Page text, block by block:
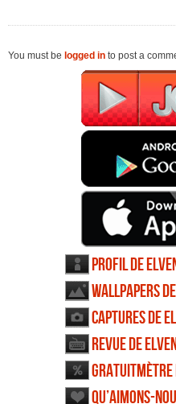
You must be logged in to post a
Profil de
Wallpapers
Captures de
Revue de
Gratuitmètre
Qu’aimons-